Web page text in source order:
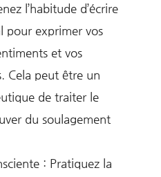
l’habitude d’écrire
pour exprimer vos
et vos
Cela peut être un
de traiter le
du soulagement
: Pratiquez la